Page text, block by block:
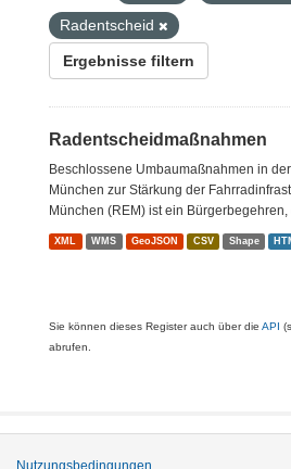
Radentscheid
Ergebnisse filtern
Radentscheidmaßnahmen
Beschlossene Umbaumaßnahmen in
München zur Stärkung der
München (REM) ist ein
XML WMS GeoJSON CSV Shape
Sie können dieses Register auch über die API
abrufen.
Nutzungsbedingungen